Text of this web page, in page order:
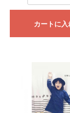
カートに入